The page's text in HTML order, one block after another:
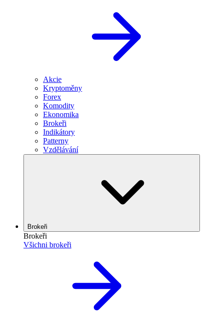
Akcie
Kryptoměny
Forex
Komodity
Ekonomika
Brokeři
Indikátory
Patterny
Vzdělávání
Brokeři
Brokeři
Všichni brokeři